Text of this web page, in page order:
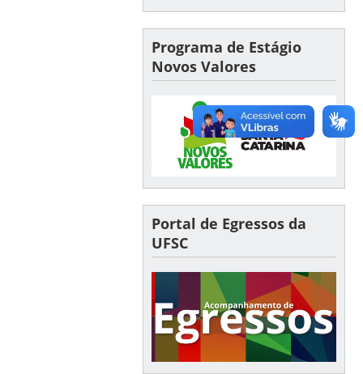
Programa de Estágio
Novos Valores
Portal de Egressos da
UFSC